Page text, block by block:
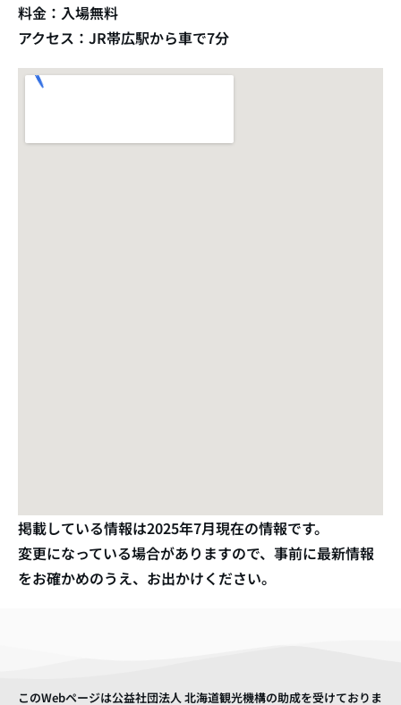
料金：入場無料
アクセス：JR帯広駅から車で7分
掲載している情報は2025年7月現在の情報です。
変更になっている場合がありますので、事前に最新情報
をお確かめのうえ、お出かけください。
このWebページは公益社団法人 北海道観光機構の助成を受けておりま